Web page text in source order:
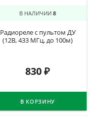
В НАЛИЧИИ 8
Радиореле с пультом ДУ
(12В, 433 МГц, до 100м)
830₽
В КОРЗИНУ